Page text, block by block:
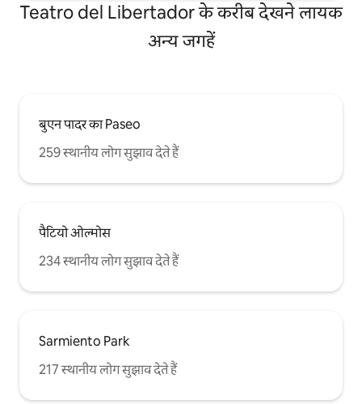
Teatro del Libertador के करीब देखने लायक
अन्य जगहें
बुएन पादर का Paseo
259 स्थानीय लोग सुझाव देते हैं
पैटियो ओल्मोस
234 स्थानीय लोग सुझाव देते हैं
Sarmiento Park
217 स्थानीय लोग सुझाव देते हैं